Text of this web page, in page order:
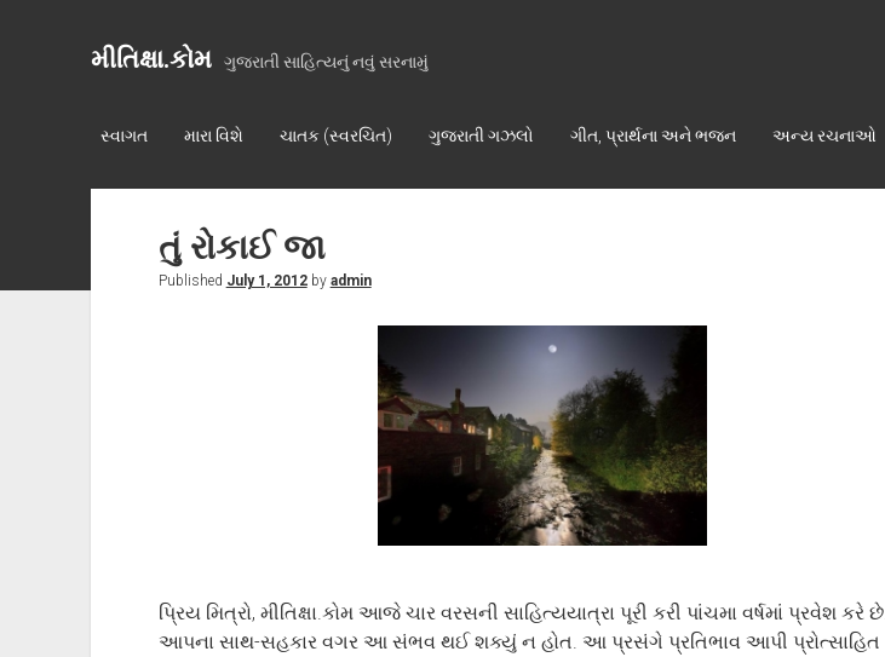
મીતિક્ષા.કોમ ગુજરાતી સાહિત્યનું નવું સરનામું
સ્વાગત મારા વિશે ચાતક (સ્વરચિત) ગુજરાતી ગઝલો ગીત, પ્રાર્થના અને ભજન અન્ય રચનાઓ
તું રોકાઈ જા
Published July 1, 2012by admin
પ્રિય મિત્રો, મીતિક્ષા.કોમ આજે ચાર વરસની સાહિત્યયાત્રા પૂરી કરી પાંચમા વર્ષમાં પ્રવેશ કરે છે.
આપના સાથ-સહકાર વગર આ સંભવ થઈ શક્યું ન હોત. આ પ્રસંગે પ્રતિભાવ આપી પ્રોત્સાહિત